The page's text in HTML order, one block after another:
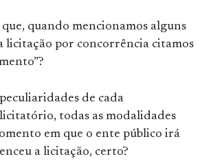
que, quando mencionamos alguns
licitação por concorrência citamos
peculiaridades de cada
todas as modalidades
em que o ente público irá
a licitação, certo?